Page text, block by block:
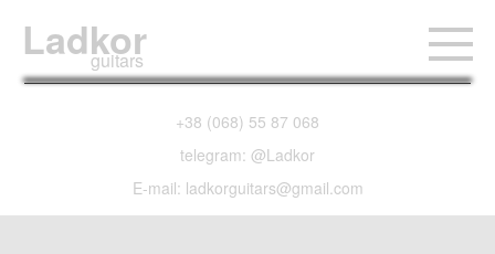
Ladkor
guitars
+38 (068) 55 87 068
telegram: @Ladkor
E-mail: ladkorguitars@gmail.com